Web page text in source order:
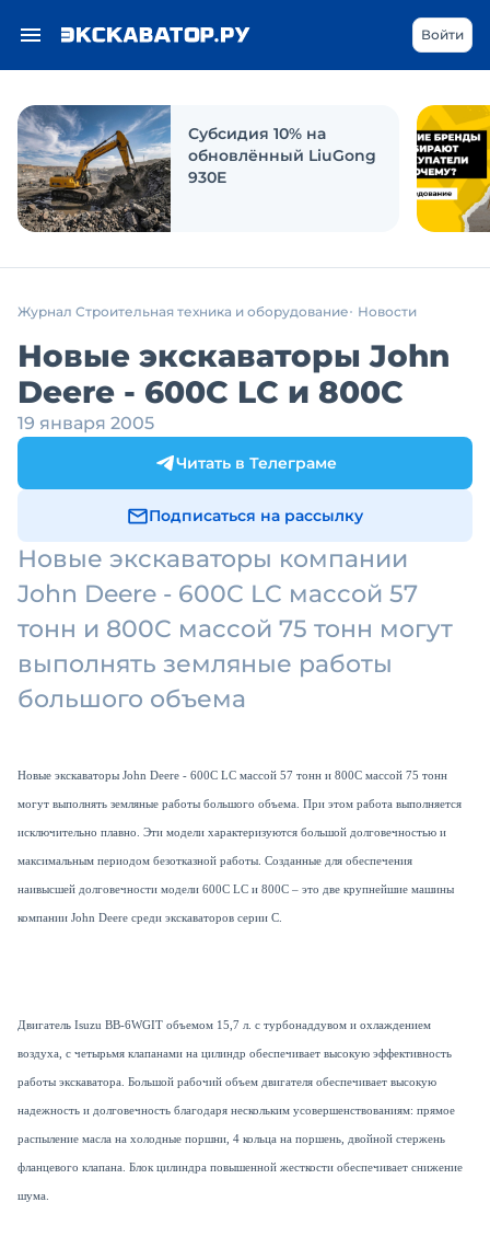
Войти
Субсидия 10% на
обновлённый LiuGong
930E
Журнал Строительная техника и оборудование Новости
Новые экскаваторы John
Deere - 600C LC и 800C
19 января 2005
Читать в Телеграме
Подписаться на рассылку
Новые экскаваторы компании
John Deere - 600C LC массой 57
тонн и 800C массой 75 тонн могут
выполнять земляные работы
большого объема
Новые экскаваторы John Deere - 600C LC массой 57 тонн и 800C массой 75 тонн
могут выполнять земляные работы большого объема. При этом работа выполняется
исключительно плавно. Эти модели характеризуются большой долговечностью и
максимальным периодом безотказной работы. Созданные для обеспечения
наивысшей долговечности модели 600C LC и 800C – это две крупнейшие машины
компании John Deere среди экскаваторов серии С.
Двигатель Isuzu BB-6WGIT объемом 15,7 л. с турбонаддувом и охлаждением
воздуха, с четырьмя клапанами на цилиндр обеспечивает высокую эффективность
работы экскаватора. Большой рабочий объем двигателя обеспечивает высокую
надежность и долговечность благодаря нескольким усовершенствованиям: прямое
распыление масла на холодные поршни, 4 кольца на поршень, двойной стержень
фланцевого клапана. Блок цилиндра повышенной жесткости обеспечивает снижение
шума.